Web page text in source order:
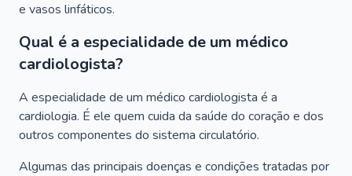
e vasos linfáticos.
Qual é a especialidade de um médico
cardiologista?
A especialidade de um médico cardiologista é a
cardiologia. É ele quem cuida da saúde do coração e dos
outros componentes do sistema circulatório.
Algumas das principais doenças e condições tratadas por